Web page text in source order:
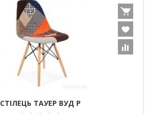
СТІЛЕЦЬ ТАУЕР ВУД Р